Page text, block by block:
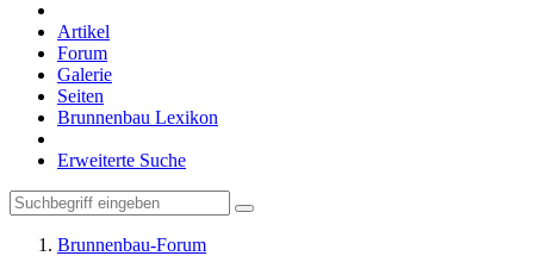
Artikel
Forum
Galerie
Seiten
Brunnenbau Lexikon
Erweiterte Suche
Brunnenbau-Forum